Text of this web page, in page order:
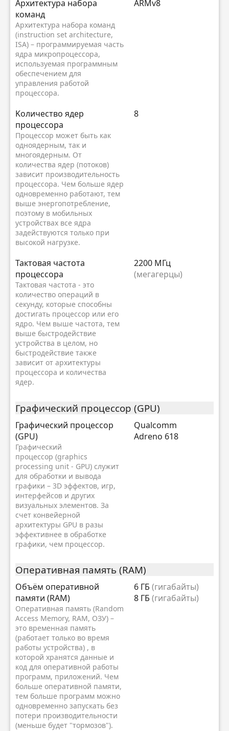
Архитектура набора
команд
Архитектура набора команд
(instruction set architecture,
ISA) – программируемая часть
ядра микропроцессора,
используемая программным
обеспечением для
управления работой
процессора.
ARMv8
Kоличество ядер
процессора
Процессор может быть как
одноядерным, так и
многоядерным. От
количества ядер (потоков)
зависит производительность
процессора. Чем больше ядер
одновременно работают, тем
выше энергопотребление,
поэтому в мобильных
устройствах все ядра
задействуются только при
высокой нагрузке.
8
Тактовая частота
процессора
Тактовая частота - это
количество операций в
секунду, которые способны
достигать процессор или его
ядро. Чем выше частота, тем
выше быстродействие
устройства в целом, но
быстродействие также
зависит от архитектуры
процессора и количества
ядер.
2200 МГц
(мегагерцы)
Графический процессор (GPU)
Графический процессор
(GPU)
Графический
процессор (graphics
processing unit - GPU) служит
для обработки и вывода
графики – 3D эффектов, игр,
интерфейсов и других
визуальных элементов. За
счет конвейерной
архитектуры GPU в разы
эффективнее в обработке
графики, чем процессор.
Qualcomm
Adreno 618
Оперативная память (RAM)
Объём оперативной
памяти (RAM)
Оперативная память (Random
Access Memory, RAM, ОЗУ) –
это временная память
(работает только во время
работы устройства) , в
которой хранятся данные и
код для оперативной работы
программ, приложений. Чем
больше оперативной памяти,
тем больше программ можно
одновременно запускать без
потери производительности
(меньше будет "тормозов").
6 ГБ (гигабайты)
8 ГБ (гигабайты)